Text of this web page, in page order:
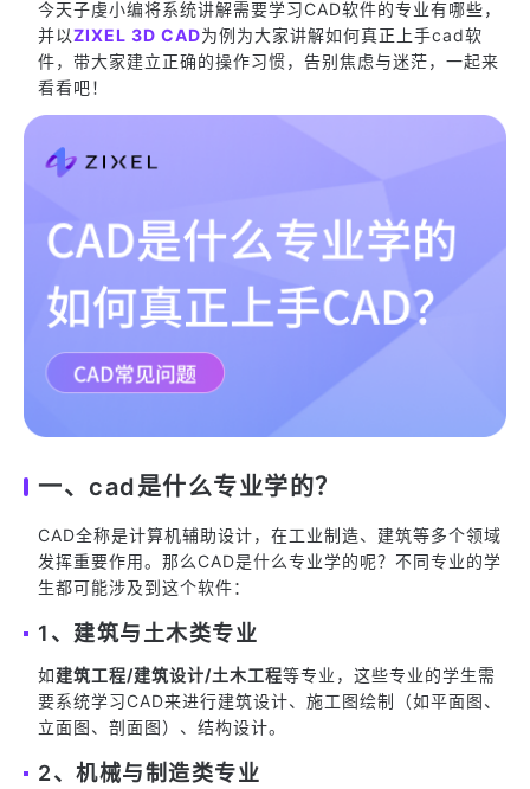
今天子虔小编将系统讲解需要学习CAD软件的专业有哪些，
并以ZIXEL 3D CAD为例为大家讲解如何真正上手cad软
件，带大家建立正确的操作习惯，告别焦虑与迷茫，一起来
看看吧！
一、cad是什么专业学的？
CAD全称是计算机辅助设计，在工业制造、建筑等多个领域
发挥重要作用。那么CAD是什么专业学的呢？不同专业的学
生都可能涉及到这个软件：
1、建筑与土木类专业
如建筑工程/建筑设计/土木工程等专业，这些专业的学生需
要系统学习CAD来进行建筑设计、施工图绘制（如平面图、
立面图、剖面图）、结构设计。
2、机械与制造类专业